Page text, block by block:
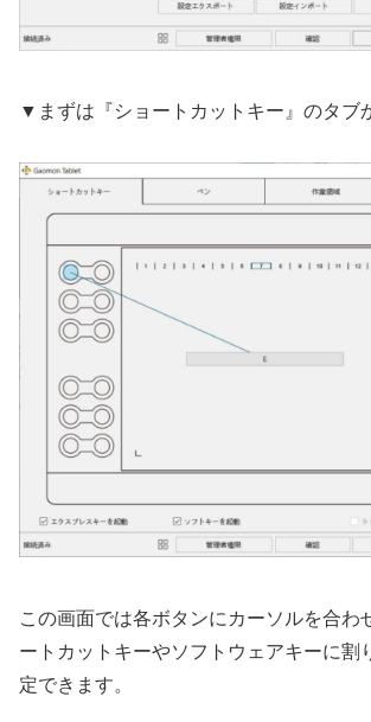
▼まずは『ショートカットキー』のタブ
この画面では各ボタンにカーソルを合わ
ートカットキーやソフトウェアキーに割
定できます。